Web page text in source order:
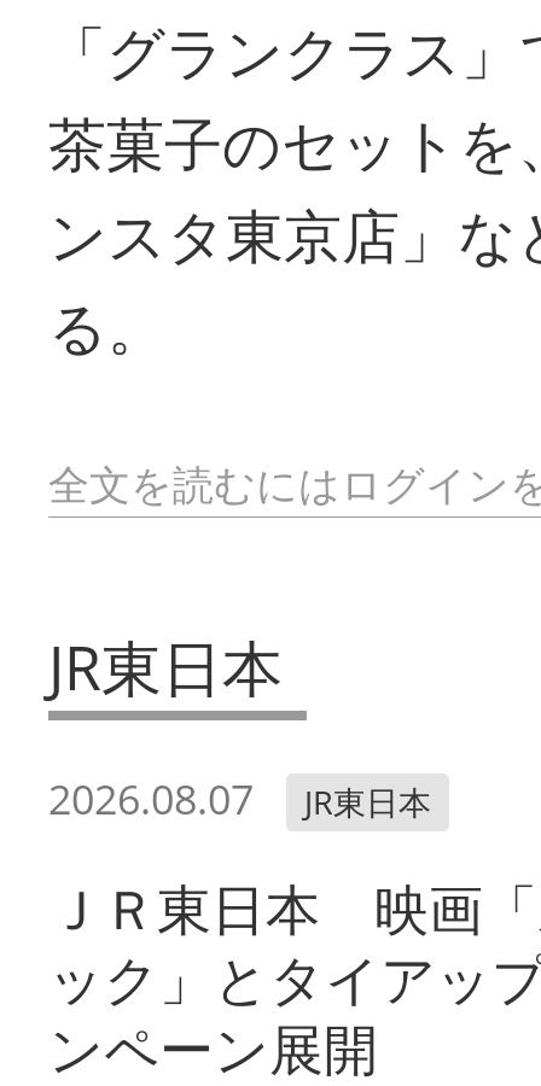
「グランクラス
茶菓子のセット
ンスタ東京店」
る。
全文を読むにはログイン
JR東日本
2026.08.07 JR東日本
ＪＲ東日本 映画
ック」とタイアッ
ンペーン展開